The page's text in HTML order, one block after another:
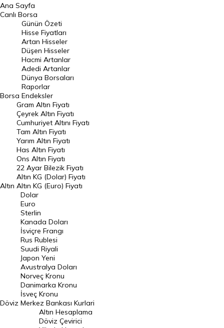
BIST 100 Hisseleri
En Çok Artan Hisseler
En Çok Düşen Hisseler
Hacmi Artanlar
Geçmiş Kapanışlar
Dünya Borsaları
Raporlar
Endeksler
DÖVİZ
Döviz Kuru
Dolar Kuru
Euro Kuru
Pound Kuru
Frank Kuru
Riyal Kuru
Avustralya Doları
Danimarka Kronu Kuru
Kanada Doları Kuru
Norveç Kronu Kuru
İsveç Kronu Kuru
Ana Sayfa
Canlı Borsa
Borsa
Günün Özeti
Hisse Fiyatları
Artan Hisseler
Düşen Hisseler
Hacmi Artanlar
Adedi Artanlar
Dünya Borsaları
Raporlar
Endeksler
Altın
Gram Altın Fiyatı
Çeyrek Altın Fiyatı
Cumhuriyet Altını Fiyatı
Tam Altın Fiyatı
Yarım Altın Fiyatı
Has Altın Fiyatı
Ons Altın Fiyatı
22 Ayar Bilezik Fiyatı
Altın KG (Dolar) Fiyatı
Altın KG (Euro) Fiyatı
Döviz
Dolar
Euro
Sterlin
Kanada Doları
İsviçre Frangı
Rus Rublesi
Suudi Riyali
Japon Yeni
Avustralya Doları
Norveç Kronu
Danimarka Kronu
İsveç Kronu
Merkez Bankası Kurlari
Altın Hesaplama
Döviz Çevirici